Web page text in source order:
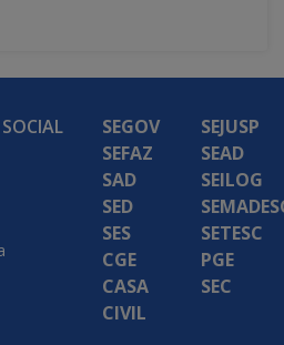
SOCIAL
SEGOV
SEFAZ
SAD
SED
SES
CGE
CASA
CIVIL
SEJUSP
SEAD
SEILOG
SETESC
PGE
SEC